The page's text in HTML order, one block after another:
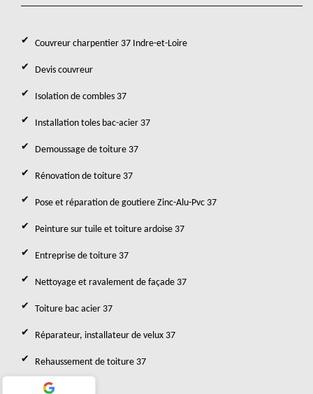
Couvreur charpentier 37 Indre-et-Loire
Devis couvreur
Isolation de combles 37
Installation toles bac-acier 37
Demoussage de toiture 37
Rénovation de toiture 37
Pose et réparation de goutiere Zinc-Alu-Pvc 37
Peinture sur tuile et toiture ardoise 37
Entreprise de toiture 37
Nettoyage et ravalement de façade 37
Toiture bac acier 37
Réparateur, installateur de velux 37
Rehaussement de toiture 37